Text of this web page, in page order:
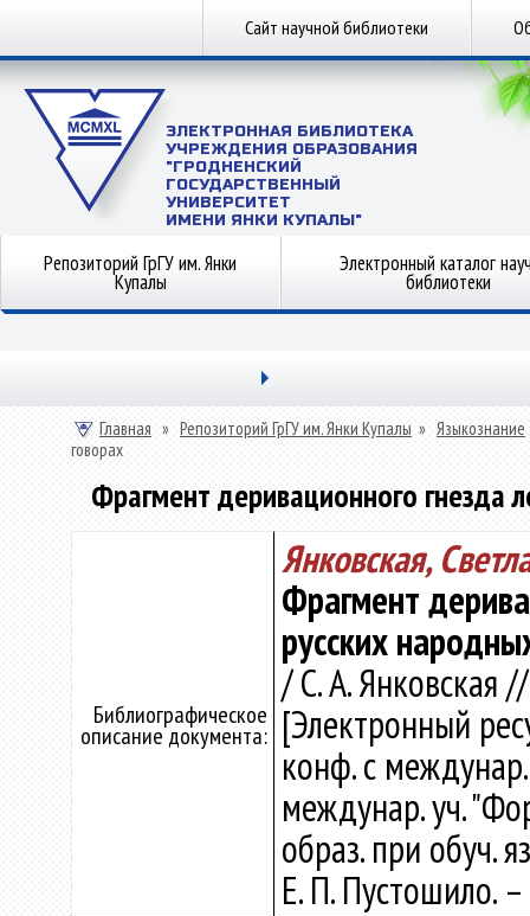
Сайт научной библиотеки
ЭЛЕКТРОННАЯ БИБЛИОТЕКА
УЧРЕЖДЕНИЯ ОБРАЗОВАНИЯ
"ГРОДНЕНСКИЙ
ГОСУДАРСТВЕННЫЙ
УНИВЕРСИТЕТ
ИМЕНИ ЯНКИ КУПАЛЫ"
Репозиторий ГрГУ им. Янки
Купалы
Электронный каталог
библиотеки
Главная » Репозиторий ГрГУ им. Янки Купалы » Языкознание
говорах
Фрагмент деривационного гнезда
Библиографическое
описание документа:
Янковская,
Фрагмент
русских
/ С. А. Янковская
[Электронный
конф. с
междунар. уч.
образ. при обуч.
Е. П. Пустошило.